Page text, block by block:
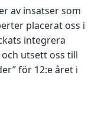
av insatser som
placerat oss i
integrera
utsett oss till
för 12:e året i